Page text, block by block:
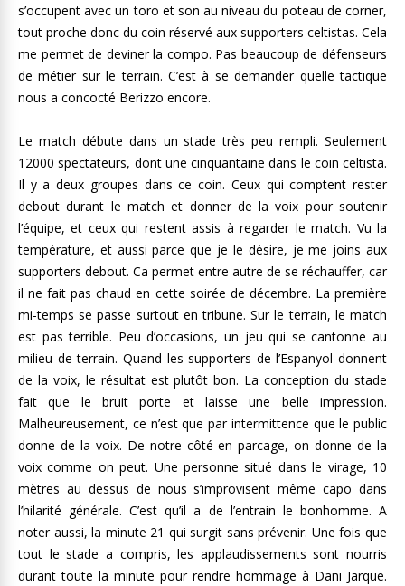
s’occupent avec un toro et son au niveau du poteau de corner,
tout proche donc du coin réservé aux supporters celtistas. Cela
me permet de deviner la compo. Pas beaucoup de défenseurs
de métier sur le terrain. C’est à se demander quelle tactique
nous a concocté Berizzo encore.
Le match débute dans un stade très peu rempli. Seulement
12000 spectateurs, dont une cinquantaine dans le coin celtista.
Il y a deux groupes dans ce coin. Ceux qui comptent rester
debout durant le match et donner de la voix pour soutenir
l’équipe, et ceux qui restent assis à regarder le match. Vu la
température, et aussi parce que je le désire, je me joins aux
supporters debout. Ca permet entre autre de se réchauffer, car
il ne fait pas chaud en cette soirée de décembre. La première
mi-temps se passe surtout en tribune. Sur le terrain, le match
est pas terrible. Peu d’occasions, un jeu qui se cantonne au
milieu de terrain. Quand les supporters de l’Espanyol donnent
de la voix, le résultat est plutôt bon. La conception du stade
fait que le bruit porte et laisse une belle impression.
Malheureusement, ce n’est que par intermittence que le public
donne de la voix. De notre côté en parcage, on donne de la
voix comme on peut. Une personne situé dans le virage, 10
mètres au dessus de nous s’improvisent même capo dans
l’hilarité générale. C’est qu’il a de l’entrain le bonhomme. A
noter aussi, la minute 21 qui surgit sans prévenir. Une fois que
tout le stade a compris, les applaudissements sont nourris
durant toute la minute pour rendre hommage à Dani Jarque.